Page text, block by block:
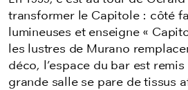
transformer le Capitole : côté
lumineuses et enseigne «
les lustres de Murano
déco, l’espace du bar est
grande salle se pare de tissus